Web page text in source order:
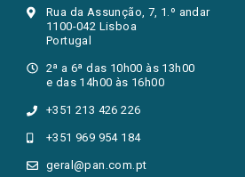
Rua da Assunção, 7, 1.º andar
1100-042 Lisboa
Portugal
2ª a 6ª das 10h00 às 13h00
e das 14h00 às 16h00
+351 213 426 226
+351 969 954 184
geral@pan.com.pt